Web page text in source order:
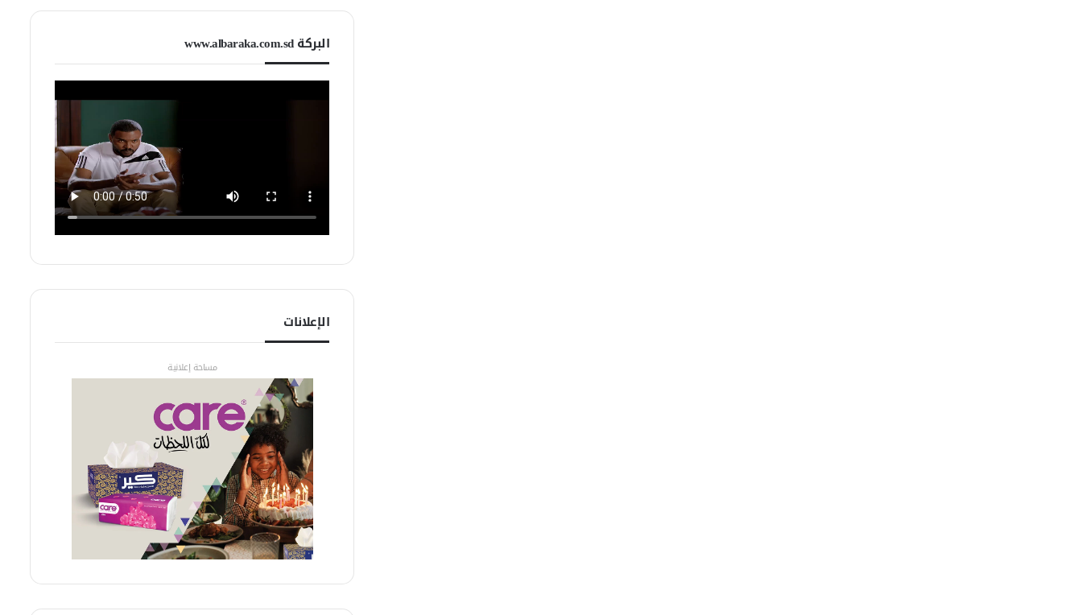
البركة www.albaraka.com.sd
الإعلانات
مساحة إعلانية